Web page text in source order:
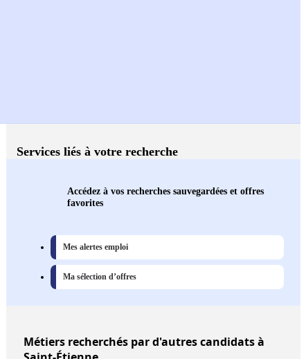
Services liés à votre recherche
Accédez à vos recherches sauvegardées et offres
favorites
Mes alertes emploi
Ma sélection d’offres
Métiers recherchés par d'autres candidats à